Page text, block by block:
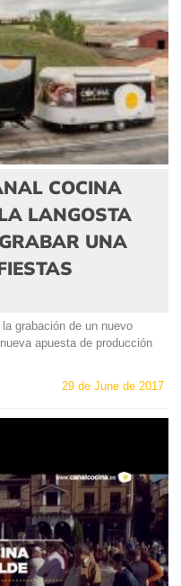
COCINA
LANGOSTA
UNA
grabación de un nuevo
apuesta de producción
29 de June de 2017